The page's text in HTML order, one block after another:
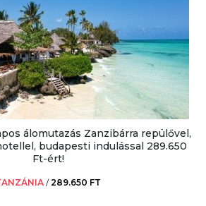
álomutazás Zanzibárra repülővel,
budapesti indulással 289.650
Ft-ért!
/289.650 FT